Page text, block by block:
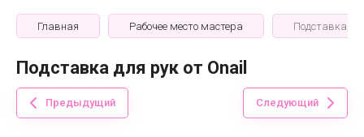
Главная Рабочее место мастера Подставка
Подставка для рук от Onail
Предыдущий Следующий